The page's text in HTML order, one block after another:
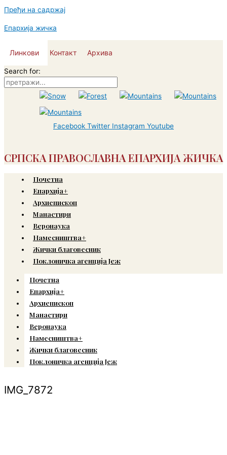
Пређи на садржај
Епархија жичка
Линкови Контакт Архива
Search for:
Facebook Twitter Instagram Youtube
СРПСКА ПРАВОСЛАВНА ЕПАРХИЈА ЖИЧКА
Почетна
Епархија+
Архиепископ
Манастири
Веронаука
Намесништва+
Жички благовесник
Поклоничка агенција Јеж
Почетна
Епархија+
Архиепископ
Манастири
Веронаука
Намесништва+
Жички благовесник
Поклоничка агенција Јеж
IMG_7872